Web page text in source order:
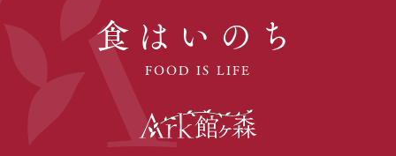
食はいのち
FOOD IS LIFE